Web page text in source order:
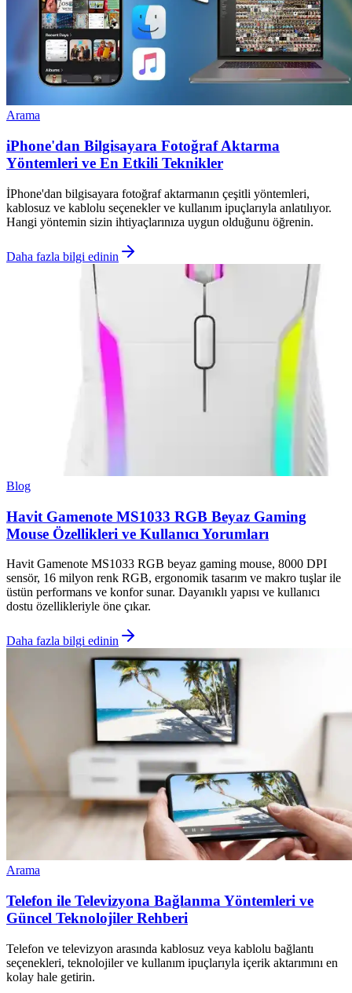
Arama
iPhone'dan Bilgisayara Fotoğraf Aktarma
Yöntemleri ve En Etkili Teknikler
İPhone'dan bilgisayara fotoğraf aktarmanın çeşitli yöntemleri,
kablosuz ve kablolu seçenekler ve kullanım ipuçlarıyla anlatılıyor.
Hangi yöntemin sizin ihtiyaçlarınıza uygun olduğunu öğrenin.
Daha fazla bilgi edinin
Blog
Havit Gamenote MS1033 RGB Beyaz Gaming
Mouse Özellikleri ve Kullanıcı Yorumları
Havit Gamenote MS1033 RGB beyaz gaming mouse, 8000 DPI
sensör, 16 milyon renk RGB, ergonomik tasarım ve makro tuşlar ile
üstün performans ve konfor sunar. Dayanıklı yapısı ve kullanıcı
dostu özellikleriyle öne çıkar.
Daha fazla bilgi edinin
Arama
Telefon ile Televizyona Bağlanma Yöntemleri ve
Güncel Teknolojiler Rehberi
Telefon ve televizyon arasında kablosuz veya kablolu bağlantı
seçenekleri, teknolojiler ve kullanım ipuçlarıyla içerik aktarımını en
kolay hale getirin.